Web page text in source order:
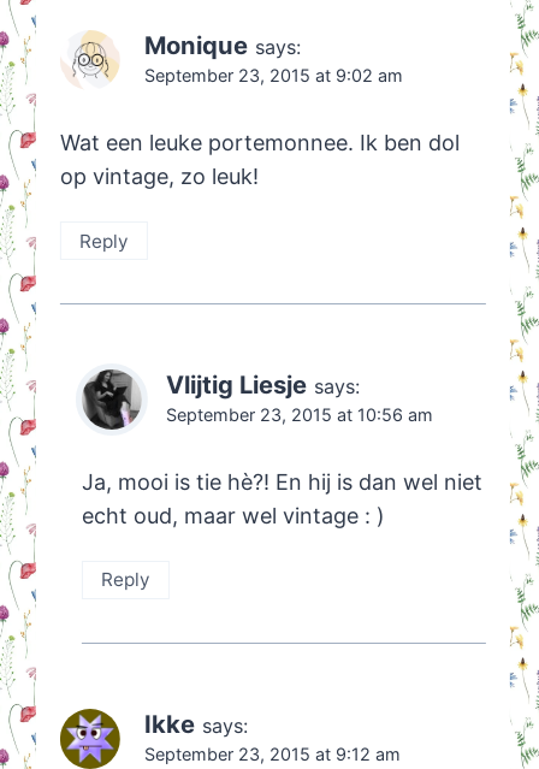
Monique says:
September 23, 2015 at 9:02 am
Wat een leuke portemonnee. Ik ben dol
op vintage, zo leuk!
Reply
Vlijtig Liesje says:
September 23, 2015 at 10:56 am
Ja, mooi is tie hè?! En hij is dan wel niet
echt oud, maar wel vintage : )
Reply
Ikke says:
September 23, 2015 at 9:12 am